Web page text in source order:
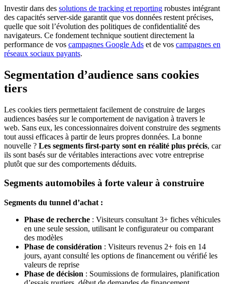
Investir dans des solutions de tracking et reporting robustes intégrant
des capacités server-side garantit que vos données restent précises,
quelle que soit l’évolution des politiques de confidentialité des
navigateurs. Ce fondement technique soutient directement la
performance de vos campagnes Google Ads et de vos campagnes en
réseaux sociaux payants.
Segmentation d’audience sans cookies
tiers
Les cookies tiers permettaient facilement de construire de larges
audiences basées sur le comportement de navigation à travers le
web. Sans eux, les concessionnaires doivent construire des segments
tout aussi efficaces à partir de leurs propres données. La bonne
nouvelle ? Les segments first-party sont en réalité plus précis, car
ils sont basés sur de véritables interactions avec votre entreprise
plutôt que sur des comportements déduits.
Segments automobiles à forte valeur à construire
Segments du tunnel d’achat :
Phase de recherche : Visiteurs consultant 3+ fiches véhicules
en une seule session, utilisant le configurateur ou comparant
des modèles
Phase de considération : Visiteurs revenus 2+ fois en 14
jours, ayant consulté les options de financement ou vérifié les
valeurs de reprise
Phase de décision : Soumissions de formulaires, planification